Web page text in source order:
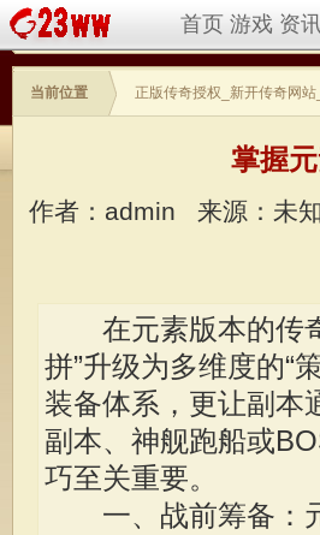
首页 游戏 资
当前位置 正版传奇授权_新开传奇网
掌握
作者：admin 来源：未知
在元素版本的传奇
拼”升级为多维度的“
装备体系，更让副本
副本、神舰跑船或
巧至关重要。
一、战前筹备：